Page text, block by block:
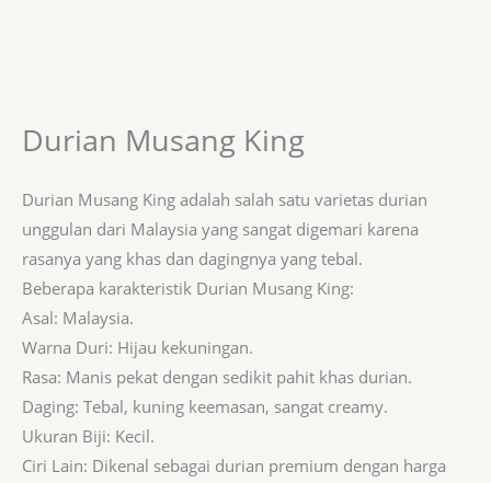
Durian Musang King
Durian Musang King adalah salah satu varietas durian
unggulan dari Malaysia yang sangat digemari karena
rasanya yang khas dan dagingnya yang tebal.
Beberapa karakteristik Durian Musang King:
Asal: Malaysia.
Warna Duri: Hijau kekuningan.
Rasa: Manis pekat dengan sedikit pahit khas durian.
Daging: Tebal, kuning keemasan, sangat creamy.
Ukuran Biji: Kecil.
Ciri Lain: Dikenal sebagai durian premium dengan harga